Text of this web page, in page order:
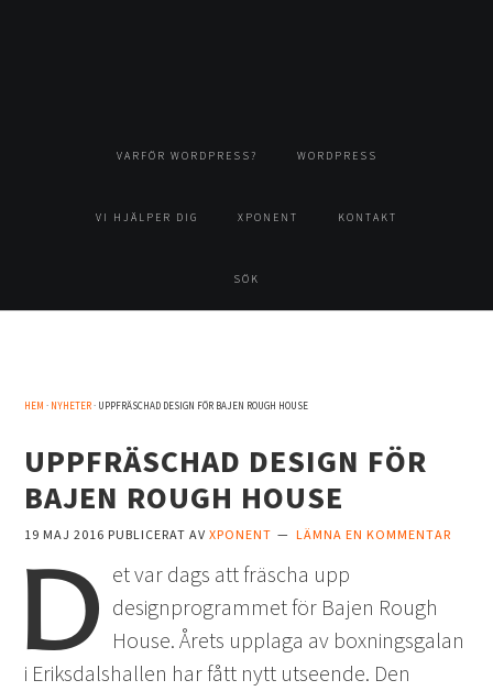
VARFÖR WORDPRESS? WORDPRESS
VI HJÄLPER DIG XPONENT KONTAKT
SÖK
HEM · NYHETER· UPPFRÄSCHAD DESIGN FÖR BAJEN ROUGH HOUSE
UPPFRÄSCHAD DESIGN FÖR
BAJEN ROUGH HOUSE
19 MAJ 2016 PUBLICERAT AVXPONENT LÄMNA EN KOMMENTAR
D et var dags att fräscha upp
designprogrammet för Bajen Rough
House. Årets upplaga av boxningsgalan
i Eriksdalshallen har fått nytt utseende. Den